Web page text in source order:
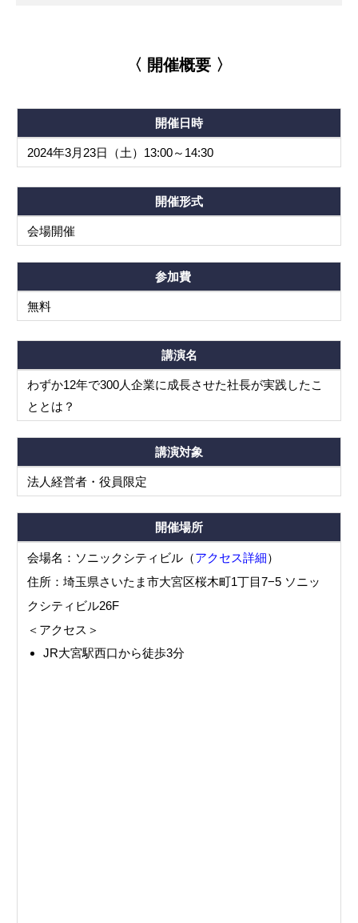
〈 開催概要 〉
開催日時
2024年3月23日（土）13:00～14:30
開催形式
会場開催
参加費
無料
講演名
わずか12年で300人企業に成長させた社長が実践したこ
ととは？
講演対象
法人経営者・役員限定
開催場所
会場名：ソニックシティビル（アクセス詳細）
住所：埼玉県さいたま市大宮区桜木町1丁目7−5 ソニッ
クシティビル26F
＜アクセス＞
JR大宮駅西口から徒歩3分